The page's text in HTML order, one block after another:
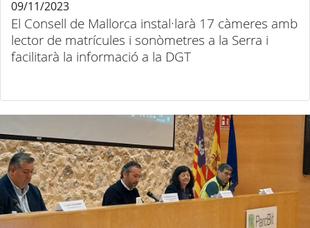
El Consell de Mallorca instal·larà 17 càmeres amb
lector de matrícules i sonòmetres a la Serra i
facilitarà la informació a la DGT
09/11/2023